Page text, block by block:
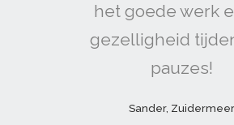
het goede werk
gezelligheid
pauzes!
Sander, Zuidermeer